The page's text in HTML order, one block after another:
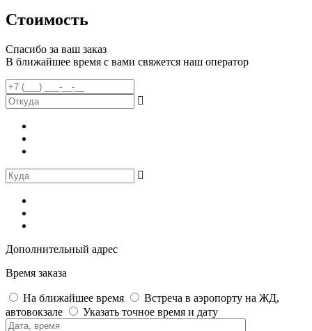
Стоимость
Спасибо за ваш заказ
В ближайшее время с вами свяжется наш оператор
Дополнительный адрес
Время заказа
На ближайшее время
Встреча в аэропорту на ЖД,
автовокзале
Указать точное время и дату